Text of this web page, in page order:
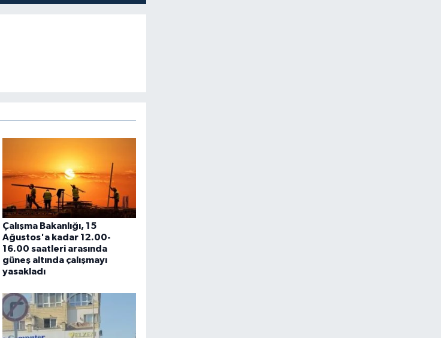
Çalışma Bakanlığı, 15
Ağustos'a kadar 12.00-
16.00 saatleri arasında
güneş altında çalışmayı
yasakladı